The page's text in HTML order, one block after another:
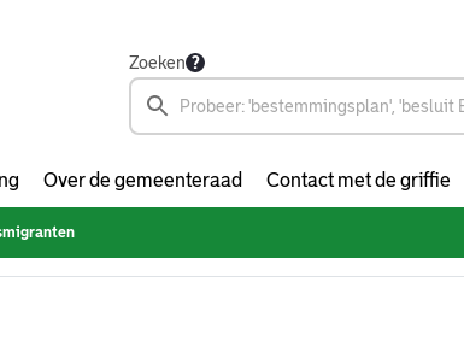
Zoeken
Over de gemeenteraad Contact met de griffie